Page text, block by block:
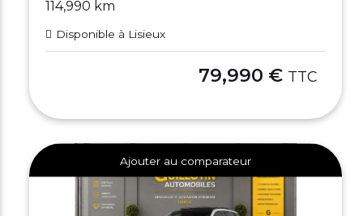
114,990 km
Disponible à Lisieux
79,990 € TTC
Ajouter au comparateur